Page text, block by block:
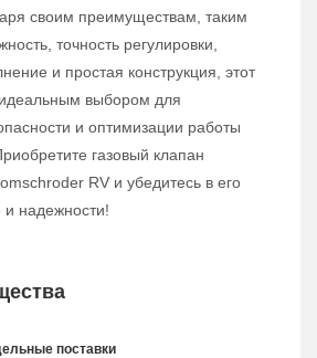
своим преимуществам, таким
точность регулировки,
и простая конструкция, этот
выбором для
и оптимизации работы
газовый клапан
RV и убедитесь в его
и надежности!
поставки